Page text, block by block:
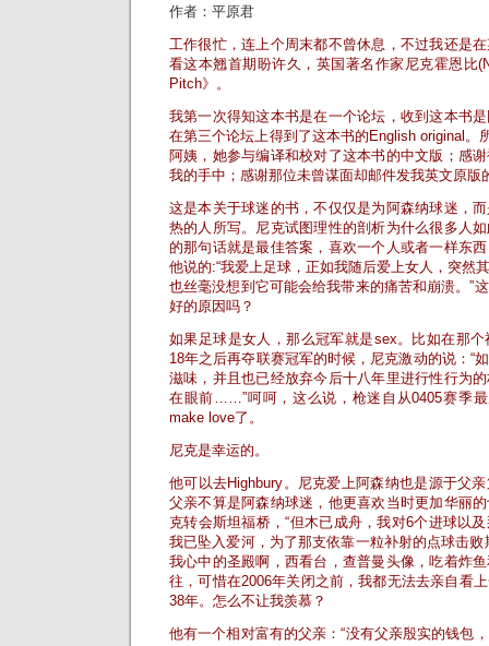
作者：平原君
工作很忙，连上个周末都不曾休息，不过我还是
看这本翘首期盼许久，英国著名作家尼克霍恩比
Pitch》。
我第一次得知这本书是在一个论坛，收到这本书
在第三个论坛上得到了这本书的English original。
阿姨，她参与编译和校对了这本书的中文版；感
我的手中；感谢那位未曾谋面却邮件发我英文原版
这是本关于球迷的书，不仅仅是为阿森纳球迷，
热的人所写。尼克试图理性的剖析为什么很多人
的那句话就是最佳答案，喜欢一个人或者一样东
他说的:“我爱上足球，正如我随后爱上女人，突然
也丝毫没想到它可能会给我带来的痛苦和崩溃。”
好的原因吗？
如果足球是女人，那么冠军就是sex。比如在那
18年之后再夺联赛冠军的时候，尼克激动的说：“
滋味，并且也已经放弃今后十八年里进行性行为
在眼前……”呵呵，这么说，枪迷自从0405赛季
make love了。
尼克是幸运的。
他可以去Highbury。尼克爱上阿森纳也是源于父
父亲不算是阿森纳球迷，他更喜欢当时更加华丽
克转会斯坦福桥，“但木已成舟，我对6个进球以
我已坠入爱河，为了那支依靠一粒补射的点球击败
我心中的圣殿啊，西看台，查普曼头像，吃着炸
往，可惜在2006年关闭之前，我都无法去亲自看
38年。怎么不让我羡慕？
他有一个相对富有的父亲：“没有父亲殷实的钱包